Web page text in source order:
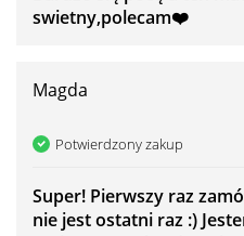
swietny,polecam❤️
Magda
Potwierdzony zakup
Super! Pierwszy raz
nie jest ostatni raz :)